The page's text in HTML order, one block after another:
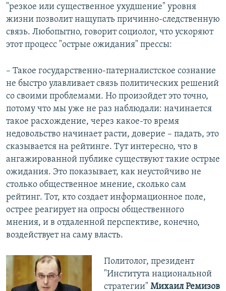
"резкое или существенное ухудшение" уровня
жизни позволит нащупать причинно-следственную
связь. Любопытно, говорит социолог, что ускоряют
этот процесс "острые ожидания" прессы:
– Такое государственно-патерналистское сознание
не быстро улавливает связь политических решений
со своими проблемами. Но произойдет это точно,
потому что мы уже не раз наблюдали: начинается
такое расхождение, через какое-то время
недовольство начинает расти, доверие – падать, это
сказывается на рейтинге. Тут интересно, что в
ангажированной публике существуют такие острые
ожидания. Это показывает, как неустойчиво не
столько общественное мнение, сколько сам
рейтинг. Тот, кто создает информационное поле,
острее реагирует на опросы общественного
мнения, и в отдаленной перспективе, конечно,
воздействует на саму власть.
Политолог, президент
"Института национальной
стратегии" Михаил Ремизов